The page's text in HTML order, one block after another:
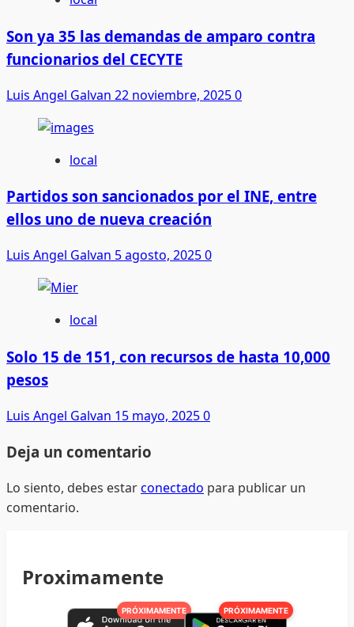
Son ya 35 las demandas de amparo contra
funcionarios del CECYTE
Luis Angel Galvan 22 noviembre, 20250
local
Partidos son sancionados por el INE, entre
ellos uno de nueva creación
Luis Angel Galvan 5 agosto, 20250
local
Solo 15 de 151, con recursos de hasta 10,000
pesos
Luis Angel Galvan 15 mayo, 20250
Deja un comentario
Lo siento, debes estarconectado para publicar un
comentario.
Proximamente
PRÓXIMAMENTE PRÓXIMAMENTE